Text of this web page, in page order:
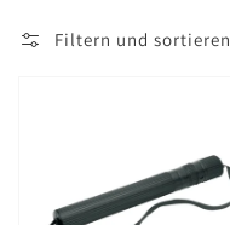
Filtern und sortieren